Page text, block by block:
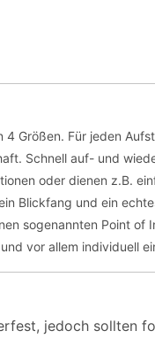
Größen. Für jeden
Schnell auf- und
oder dienen z.B.
Blickfang und ein
sogenannten Point of
vor allem individuell
jedoch sollten